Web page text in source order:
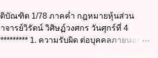
นบุคคลที่ไม่สมบูรณ์ ค. เจ้าของข้อมูลส่วน
ลถอนความยินยอมในการเก็บรวบรวม
รือเปิดเผยข้อมูลส่วนบุคคล ง. ข้อมูลส่วน
คลได้ถูกใช้ประมวลผลโดยไม่ชอบด้วย
90 วัน ข. ลาต่อเนื่องจากการคลอดบุตรได้
กิน 90 วันทำการ ค. ลาได้ไม่เกิน 120 วัน
าต่อเนื่องจากการคลอดบุตรได้ไม่เกิน 150
ติบัณฑิต 1/78 ภาคค่ำ กฎหมายหุ้นส่วน
จารย์วิรัตน์ วิศิษฏ์วงศกร วันศุกร์ที่ 4
1. ความรับผิด ต่อบุคคลภายนอก